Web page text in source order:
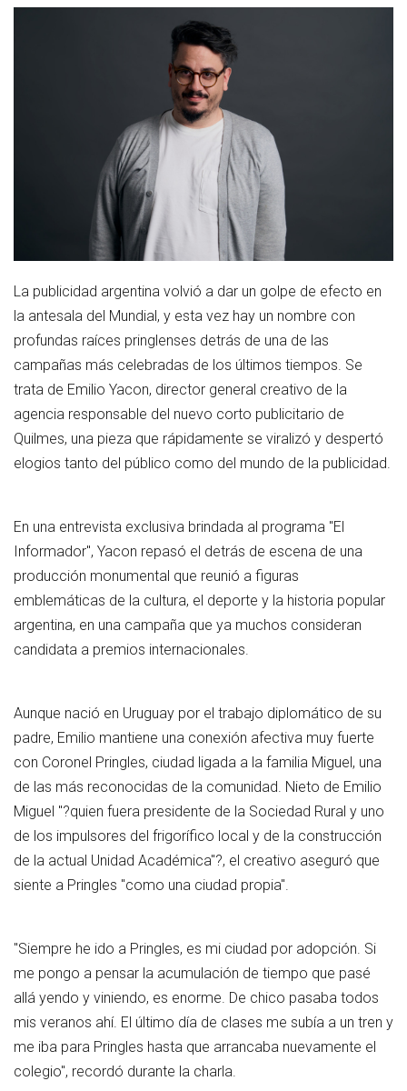
La publicidad argentina volvió a dar un golpe de efecto en
la antesala del Mundial, y esta vez hay un nombre con
profundas raíces pringlenses detrás de una de las
campañas más celebradas de los últimos tiempos. Se
trata de Emilio Yacon, director general creativo de la
agencia responsable del nuevo corto publicitario de
Quilmes, una pieza que rápidamente se viralizó y despertó
elogios tanto del público como del mundo de la publicidad.
En una entrevista exclusiva brindada al programa "El
Informador", Yacon repasó el detrás de escena de una
producción monumental que reunió a figuras
emblemáticas de la cultura, el deporte y la historia popular
argentina, en una campaña que ya muchos consideran
candidata a premios internacionales.
Aunque nació en Uruguay por el trabajo diplomático de su
padre, Emilio mantiene una conexión afectiva muy fuerte
con Coronel Pringles, ciudad ligada a la familia Miguel, una
de las más reconocidas de la comunidad. Nieto de Emilio
Miguel "?quien fuera presidente de la Sociedad Rural y uno
de los impulsores del frigorífico local y de la construcción
de la actual Unidad Académica"?, el creativo aseguró que
siente a Pringles "como una ciudad propia".
"Siempre he ido a Pringles, es mi ciudad por adopción. Si
me pongo a pensar la acumulación de tiempo que pasé
allá yendo y viniendo, es enorme. De chico pasaba todos
mis veranos ahí. El último día de clases me subía a un tren y
me iba para Pringles hasta que arrancaba nuevamente el
colegio", recordó durante la charla.